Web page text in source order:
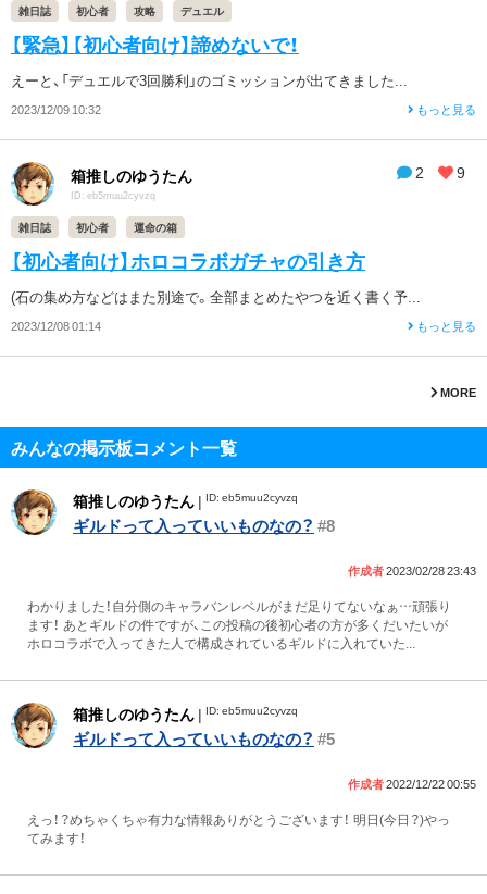
雑日誌 初心者 攻略 デュエル
【緊急】【初心者向け】諦めないで！
えーと、「デュエルで3回勝利」のゴミッションが出てきました...
2023/12/09 10:32 もっと見る
2 9
箱推しのゆうたん
ID: eb5muu2cyvzq
雑日誌 初心者 運命の箱
【初心者向け】ホロコラボガチャの引き方
(石の集め方などはまた別途で。全部まとめたやつを近く書く予...
2023/12/08 01:14 もっと見る
MORE
みんなの掲示板コメント一覧
箱推しのゆうたん | ID: eb5muu2cyvzq
ギルドって入っていいものなの？ #8
作成者2023/02/28 23:43
わかりました！自分側のキャラバンレベルがまだ足りてないなぁ…頑張り
ます！ あとギルドの件ですが、この投稿の後初心者の方が多くだいたいが
ホロコラボで入ってきた人で構成されているギルドに入れていた...
箱推しのゆうたん | ID: eb5muu2cyvzq
ギルドって入っていいものなの？ #5
作成者2022/12/22 00:55
えっ！？めちゃくちゃ有力な情報ありがとうございます！ 明日(今日？)やっ
てみます！